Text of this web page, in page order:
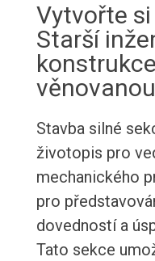
Vytvořte
Starší
Stavba silné
životopis pro
mechanického
pro
dovedností a
Tato sekce